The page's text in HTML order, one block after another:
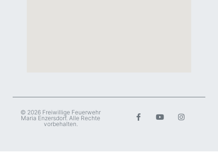
© 2026 Freiwillige Feuerwehr
Maria Enzersdorf. Alle Rechte
vorbehalten.